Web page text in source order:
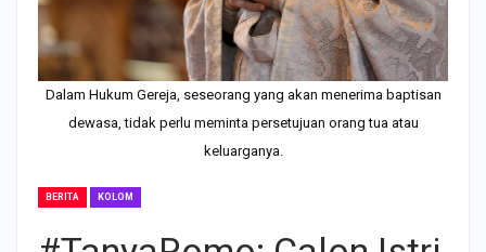
Dalam Hukum Gereja, seseorang yang akan menerima baptisan
dewasa, tidak perlu meminta persetujuan orang tua atau
keluarganya.
BERITA KOLOM